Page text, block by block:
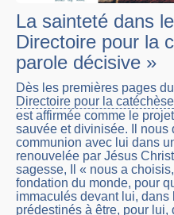
La sainteté dans
Directoire pour la
parole décisive »
Dès les premières pages du
Directoire pour la catéchèse
est affirmée comme le
sauvée et divinisée. Il nous
communion avec lui dans
renouvelée par Jésus
sagesse, Il « nous a
fondation du monde, pour
immaculés devant lui, dans
prédestinés à être, pour lui,